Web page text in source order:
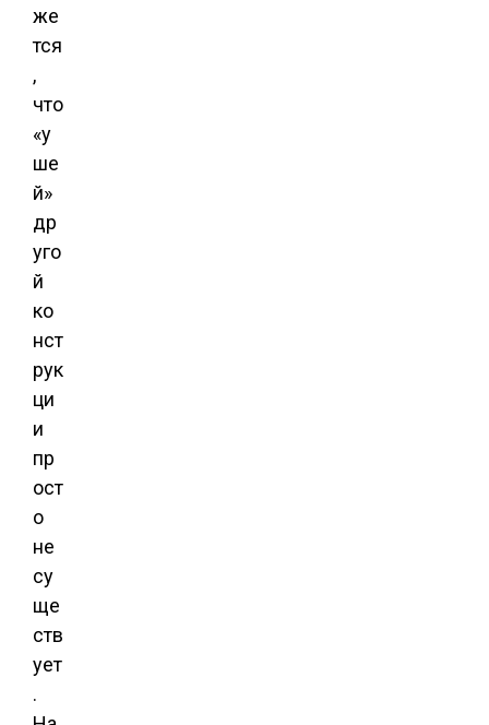
же
тся
,
что
«у
ше
й»
др
уго
й
ко
нст
рук
ци
и
пр
ост
о
не
су
ще
ств
ует
.